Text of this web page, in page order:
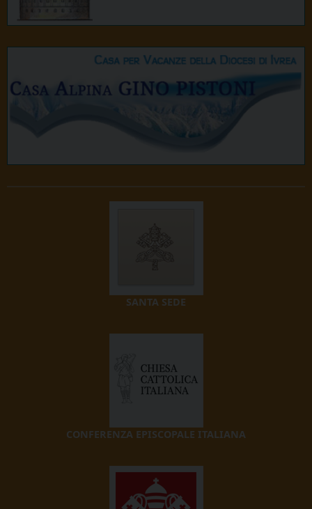
SANTA SEDE
CONFERENZA EPISCOPALE ITALIANA